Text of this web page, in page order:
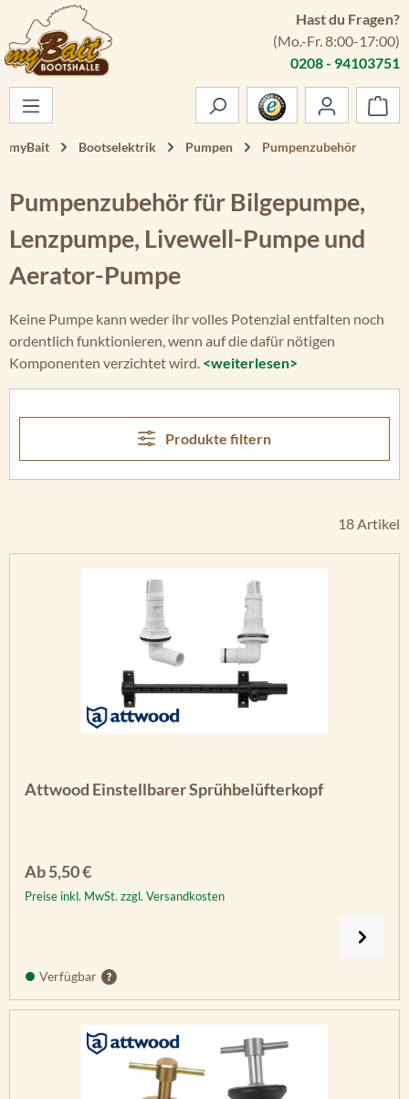
Zum Hauptinhalt springen
Hast du Fragen?
(Mo.-Fr. 8:00-17:00)
0208 - 94103751
myBait Bootselektrik Pumpen Pumpenzubehör
Pumpenzubehör für Bilgepumpe,
Lenzpumpe, Livewell-Pumpe und
Aerator-Pumpe
Keine Pumpe kann weder ihr volles Potenzial entfalten noch
ordentlich funktionieren, wenn auf die dafür nötigen
Komponenten verzichtet wird. <weiterlesen>
Produkte filtern
18 Artikel
Attwood Einstellbarer Sprühbelüfterkopf
Regulärer Preis:
Ab5,50 €
Preise inkl. MwSt. zzgl. Versandkosten
Verfügbar